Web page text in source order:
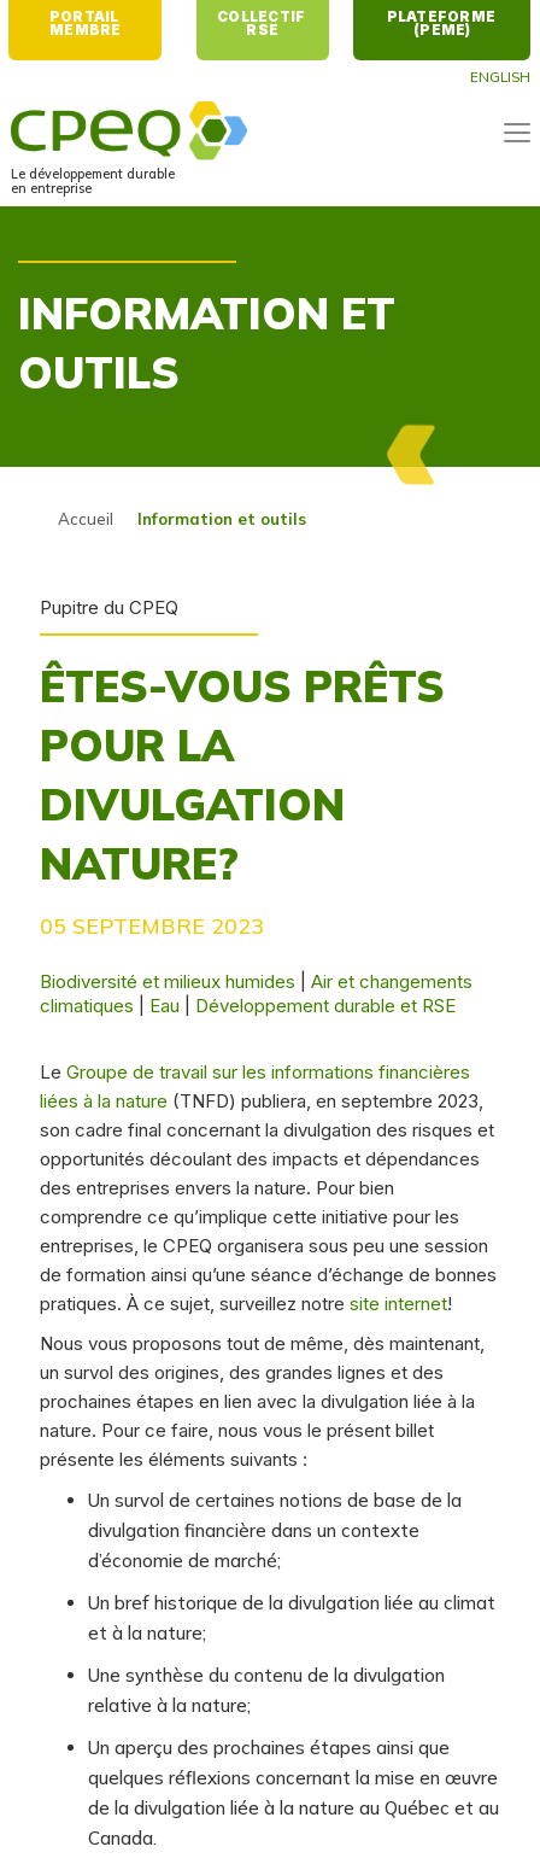
ENGLISH
PORTAIL
MEMBRE
COLLECTIF
RSE
PLATEFORME
(PEME)
Le développement durable
en entreprise
INFORMATION ET
OUTILS
Accueil Information et outils
Pupitre du CPEQ
ÊTES-VOUS PRÊTS
POUR LA
DIVULGATION
NATURE?
05 SEPTEMBRE 2023
Biodiversité et milieux humides
Air et changements
climatiques
Eau Développement durable et RSE
Le Groupe de travail sur les informations financières
liées à la nature (TNFD) publiera, en septembre 2023,
son cadre final concernant la divulgation des risques et
opportunités découlant des impacts et dépendances
des entreprises envers la nature. Pour bien
comprendre ce qu’implique cette initiative pour les
entreprises, le CPEQ organisera sous peu une session
de formation ainsi qu’une séance d’échange de bonnes
pratiques. À ce sujet, surveillez notre site internet!
Nous vous proposons tout de même, dès maintenant,
un survol des origines, des grandes lignes et des
prochaines étapes en lien avec la divulgation liée à la
nature. Pour ce faire, nous vous le présent billet
présente les éléments suivants :
Un survol de certaines notions de base de la
divulgation financière dans un contexte
d’économie de marché;
Un bref historique de la divulgation liée au climat
et à la nature;
Une synthèse du contenu de la divulgation
relative à la nature;
Un aperçu des prochaines étapes ainsi que
quelques réflexions concernant la mise en œuvre
de la divulgation liée à la nature au Québec et au
Canada.